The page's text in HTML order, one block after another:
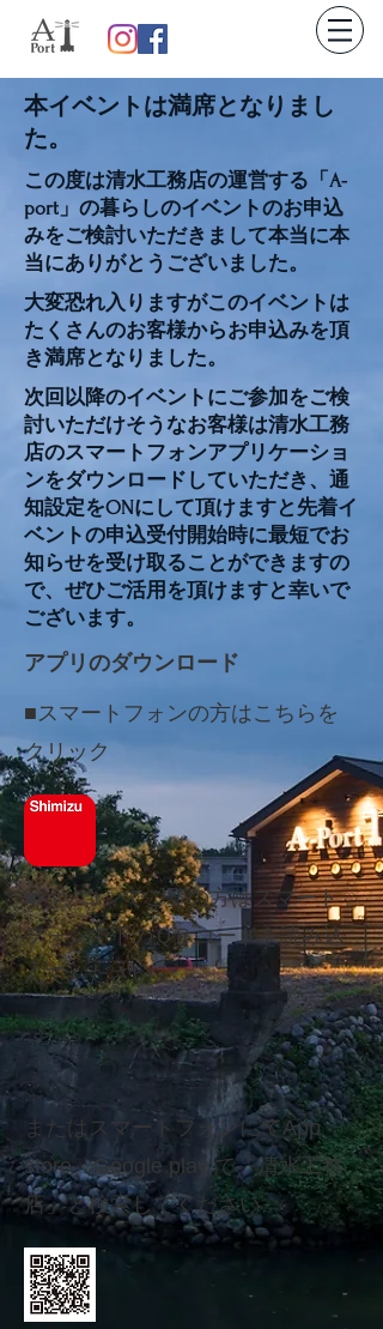
本イベントは満席となりまし
た。
この度は清水工務店の運営する「A-
port」の暮らしのイベントのお申込
みをご検討いただきまして本当に本
当にありがとうございました。
大変恐れ入りますがこのイベントは
たくさんのお客様からお申込みを頂
き満席となりました。
次回以降のイベントにご参加をご検
討いただけそうなお客様は清水工務
店のスマートフォンアプリケーショ
ンをダウンロードしていただき、通
知設定をONにして頂けますと先着イ
ベントの申込受付開始時に最短でお
知らせを受け取ることができますの
で、ぜひご活用を頂けますと幸いで
ございます。
アプリのダウンロード
■スマートフォンの方はこちらを
クリック
■パソコンでご覧の方はスマート
フォンで下のＱＲコードを読み込
んでください
またはスマートフォンにてApp
store、Google play で「清水工務
店」と検索してください